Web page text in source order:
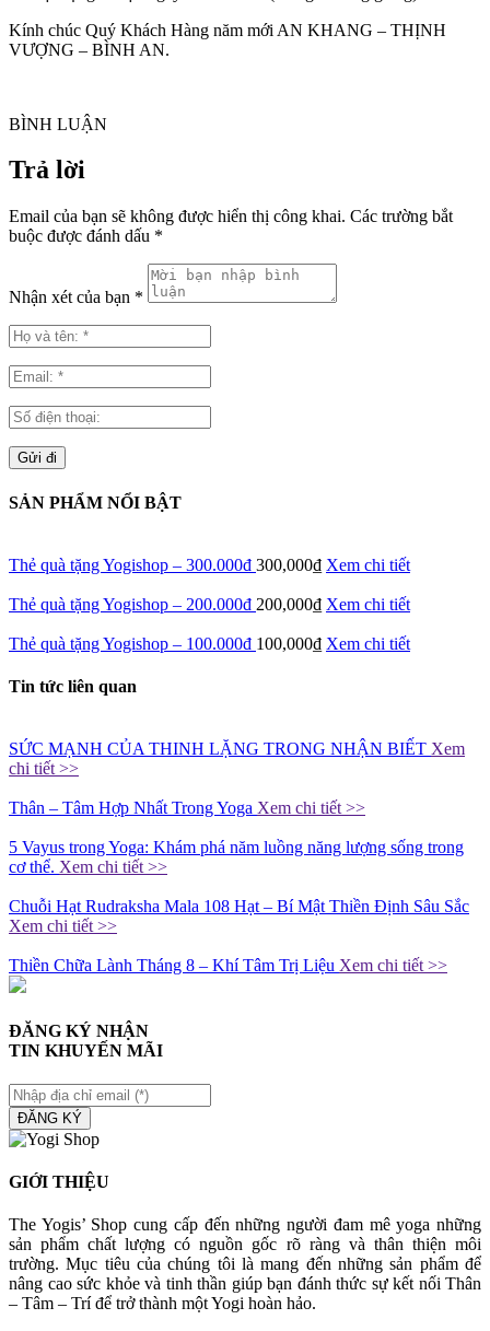
Kính chúc Quý Khách Hàng năm mới AN KHANG – THỊNH
VƯỢNG – BÌNH AN.
BÌNH LUẬN
Trả lời
Email của bạn sẽ không được hiển thị công khai. Các trường bắt
buộc được đánh dấu *
Nhận xét của bạn *
SẢN PHẨM NỔI BẬT
Thẻ quà tặng Yogishop – 300.000đ 300,000₫ Xem chi tiết
Thẻ quà tặng Yogishop – 200.000đ 200,000₫ Xem chi tiết
Thẻ quà tặng Yogishop – 100.000đ 100,000₫ Xem chi tiết
Tin tức liên quan
SỨC MẠNH CỦA THINH LẶNG TRONG NHẬN BIẾT Xem
chi tiết >>
Thân – Tâm Hợp Nhất Trong Yoga Xem chi tiết >>
5 Vayus trong Yoga: Khám phá năm luồng năng lượng sống trong
cơ thể. Xem chi tiết >>
Chuỗi Hạt Rudraksha Mala 108 Hạt – Bí Mật Thiền Định Sâu Sắc
Xem chi tiết >>
Thiền Chữa Lành Tháng 8 – Khí Tâm Trị Liệu Xem chi tiết >>
ĐĂNG KÝ NHẬN
TIN KHUYẾN MÃI
ĐĂNG KÝ
GIỚI THIỆU
The Yogis’ Shop cung cấp đến những người đam mê yoga những
sản phẩm chất lượng có nguồn gốc rõ ràng và thân thiện môi
trường. Mục tiêu của chúng tôi là mang đến những sản phẩm để
nâng cao sức khỏe và tinh thần giúp bạn đánh thức sự kết nối Thân
– Tâm – Trí để trở thành một Yogi hoàn hảo.